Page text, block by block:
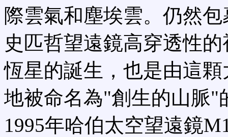
際雲氣和塵埃雲。仍然
史匹哲望遠鏡高穿透性
恆星的誕生，也是由這
地被命名為"創生的山脈"
1995年哈伯太空望遠鏡